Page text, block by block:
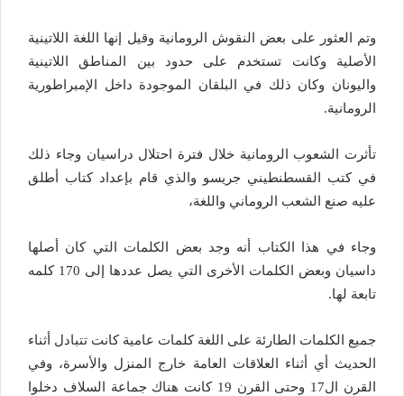
وتم العثور على بعض النقوش الرومانية وقيل إنها اللغة اللاتينية
الأصلية وكانت تستخدم على حدود بين المناطق اللاتينية
واليونان وكان ذلك في البلقان الموجودة داخل الإمبراطورية
الرومانية.
تأثرت الشعوب الرومانية خلال فترة احتلال دراسيان وجاء ذلك
في كتب القسطنطيني جريسو والذي قام بإعداد كتاب أطلق
عليه صنع الشعب الروماني واللغة،
وجاء في هذا الكتاب أنه وجد بعض الكلمات التي كان أصلها
داسيان وبعض الكلمات الأخرى التي يصل عددها إلى 170 كلمه
تابعة لها.
جميع الكلمات الطارئة على اللغة كلمات عامية كانت تتبادل أثناء
الحديث أي أثناء العلاقات العامة خارج المنزل والأسرة، وفي
القرن ال17 وحتى القرن 19 كانت هناك جماعة السلاف دخلوا